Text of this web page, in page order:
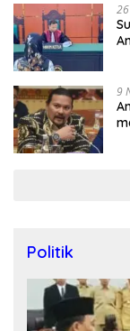
9
Politik